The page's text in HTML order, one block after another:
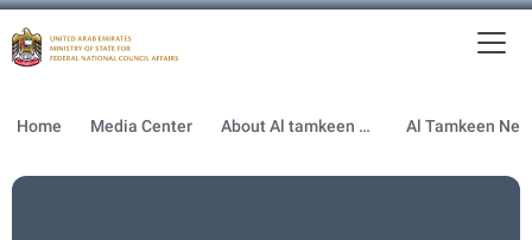
Home Media Center About Al tamkeen newsletter